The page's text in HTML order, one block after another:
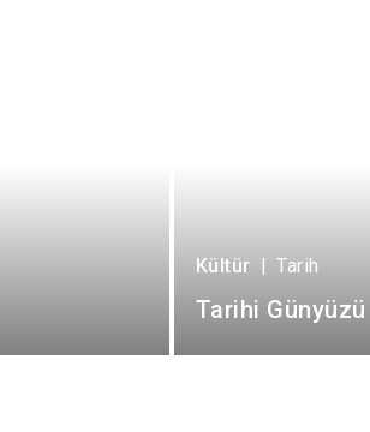
Kültür | Tarih
Tarihi Günyüzü